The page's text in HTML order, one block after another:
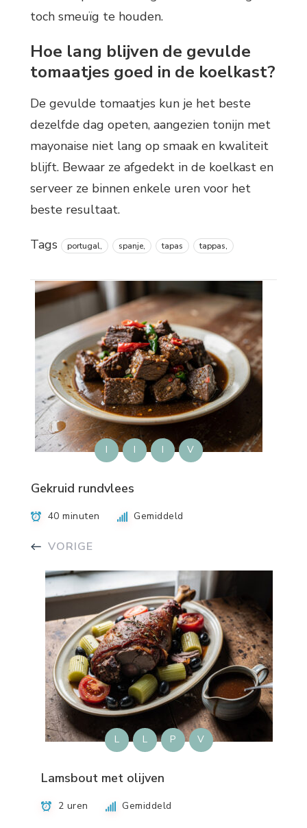
toch smeuïg te houden.
Hoe lang blijven de gevulde
tomaatjes goed in de koelkast?
De gevulde tomaatjes kun je het beste
dezelfde dag opeten, aangezien tonijn met
mayonaise niet lang op smaak en kwaliteit
blijft. Bewaar ze afgedekt in de koelkast en
serveer ze binnen enkele uren voor het
beste resultaat.
Tags portugal, spanje, tapas tappas,
I I I V
Gekruid rundvlees
40 minuten Gemiddeld
VORIGE
L L P V
Lamsbout met olijven
2 uren Gemiddeld